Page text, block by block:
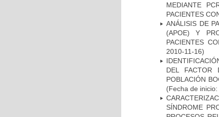
MEDIANTE
PACIENTES
ANÁLISIS DE
(APOE) Y
PACIENTES
2010-11-16)
DEL FACTOR
POBLACIÓN
(Fecha de
SÍNDROME